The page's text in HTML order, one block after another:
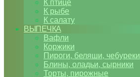
К птице
К рыбе
К салату
ВЫПЕЧКА
Вафли
Коржики
Пироги, беляши, чебуреки
Блины, оладьи, сырники
Торты, пирожные